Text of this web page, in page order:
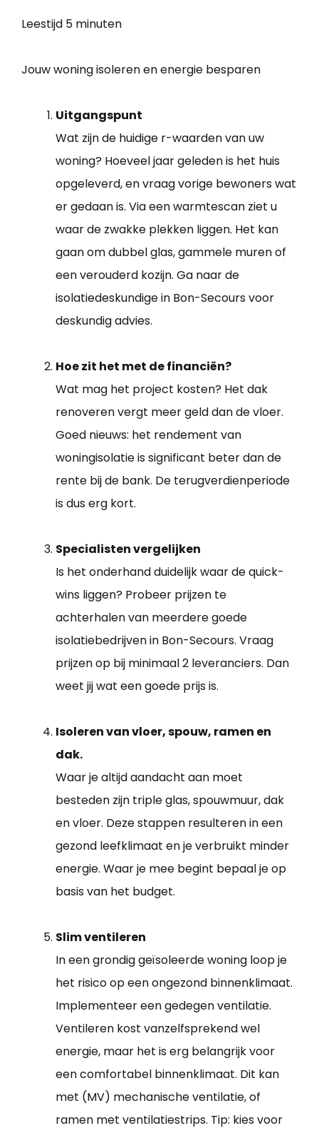
Leestijd 5 minuten
Jouw woning isoleren en energie besparen
Uitgangspunt
Wat zijn de huidige r-waarden van uw
woning? Hoeveel jaar geleden is het huis
opgeleverd, en vraag vorige bewoners wat
er gedaan is. Via een warmtescan ziet u
waar de zwakke plekken liggen. Het kan
gaan om dubbel glas, gammele muren of
een verouderd kozijn. Ga naar de
isolatiedeskundige in Bon-Secours voor
deskundig advies.
Hoe zit het met de financiën?
Wat mag het project kosten? Het dak
renoveren vergt meer geld dan de vloer.
Goed nieuws: het rendement van
woningisolatie is significant beter dan de
rente bij de bank. De terugverdienperiode
is dus erg kort.
Specialisten vergelijken
Is het onderhand duidelijk waar de quick-
wins liggen? Probeer prijzen te
achterhalen van meerdere goede
isolatiebedrijven in Bon-Secours. Vraag
prijzen op bij minimaal 2 leveranciers. Dan
weet jij wat een goede prijs is.
Isoleren van vloer, spouw, ramen en
dak.
Waar je altijd aandacht aan moet
besteden zijn triple glas, spouwmuur, dak
en vloer. Deze stappen resulteren in een
gezond leefklimaat en je verbruikt minder
energie. Waar je mee begint bepaal je op
basis van het budget.
Slim ventileren
In een grondig geïsoleerde woning loop je
het risico op een ongezond binnenklimaat.
Implementeer een gedegen ventilatie.
Ventileren kost vanzelfsprekend wel
energie, maar het is erg belangrijk voor
een comfortabel binnenklimaat. Dit kan
met (MV) mechanische ventilatie, of
ramen met ventilatiestrips. Tip: kies voor